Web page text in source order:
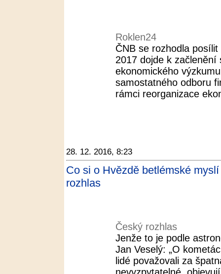
Roklen24
ČNB se rozhodla
2017 dojde k
ekonomického
samostatného odboru
rámci reorganizace
28. 12. 2016, 8:23
Co si o Hvězdě betlémské
rozhlas
Český rozhlas
Jenže to je podle
Jan Veselý: „O
lidé považovali za